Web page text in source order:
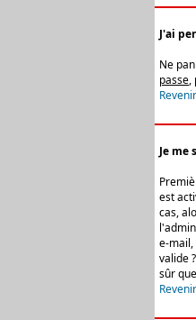
J'ai
Ne
passe,
Je me
est
cas,
e-mail,
valide
sûr